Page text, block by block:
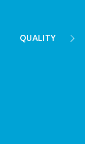
QUALITY